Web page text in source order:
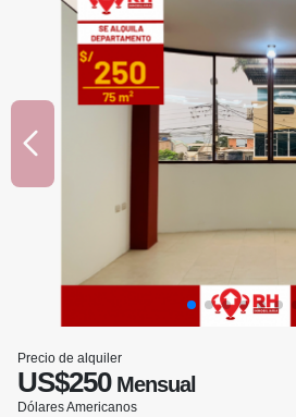
Precio de alquiler
US$250Mensual
Dólares Americanos